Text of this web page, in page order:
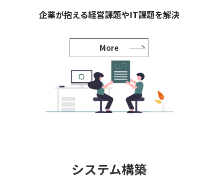
企業が抱える経営課題やIT課題を解決
More
システム構築